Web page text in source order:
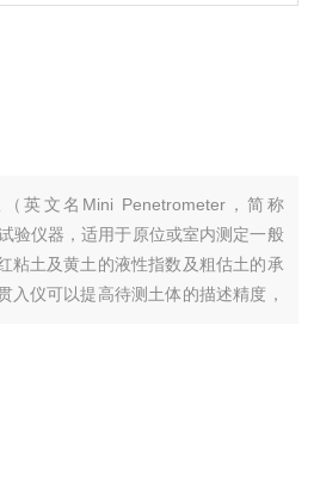
英文名Mini Penetrometer，简称
验仪器，适用于原位或室内测定一般
粘土及黄土的液性指数及粗估土的承
入仪可以提高待测土体的描述精度，